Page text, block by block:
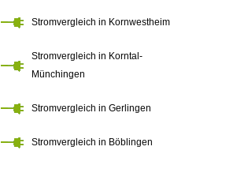
Stromvergleich in Kornwestheim
Stromvergleich in Korntal-
Münchingen
Stromvergleich in Gerlingen
Stromvergleich in Böblingen